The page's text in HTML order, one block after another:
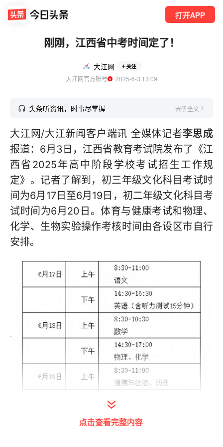
打开APP
刚刚，江西省中考时间定了！
大江网 关注
大江网官方账号
  2025-6-3 13:09
头条听资讯，时事尽掌握 去听全文
大江网/大江新闻客户端讯 全媒体记者李思成
报道：6月3日，江西省教育考试院发布了《江
西省2025年高中阶段学校考试招生工作规
定》。记者了解到，初三年级文化科目考试时
间为6月17日至6月19日，初二年级文化科目考
试时间为6月20日。体育与健康考试和物理、
化学、生物实验操作考核时间由各设区市自行
安排。
点击查看完整内容